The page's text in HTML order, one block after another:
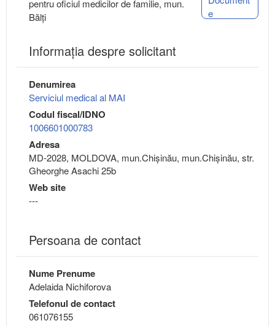
pentru oficiul medicilor de familie, mun.
Bălți
e
Informaţia despre solicitant
Denumirea
Serviciul medical al MAI
Codul fiscal/IDNO
1006601000783
Adresa
MD-2028, MOLDOVA, mun.Chişinău, mun.Chişinău, str.
Gheorghe Asachi 25b
Web site
---
Persoana de contact
Nume Prenume
Adelaida Nichiforova
Telefonul de contact
061076155